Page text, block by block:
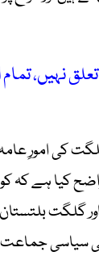
نہیں، تمام
کی امورِ
کیا ہے کہ
اور گلگت
سیاسی جماعت،